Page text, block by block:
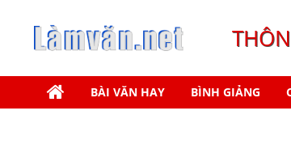
BÀI VĂN HAY BÌNH GIẢNG